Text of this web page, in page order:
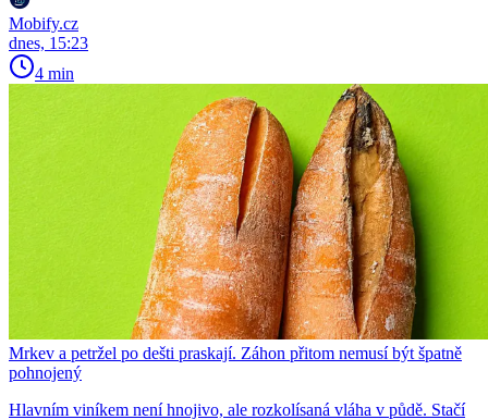
Mobify.cz
dnes, 15:23
4 min
Mrkev a petržel po dešti praskají. Záhon přitom nemusí být špatně
pohnojený
Hlavním viníkem není hnojivo, ale rozkolísaná vláha v půdě. Stačí